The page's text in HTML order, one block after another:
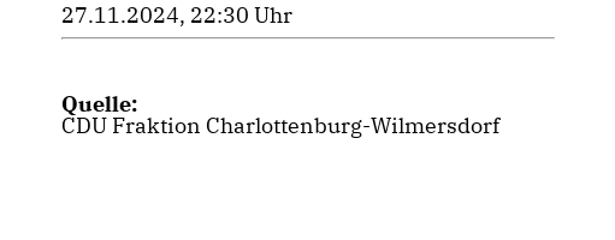
27.11.2024, 22:30 Uhr
Quelle:
CDU Fraktion Charlottenburg-Wilmersdorf